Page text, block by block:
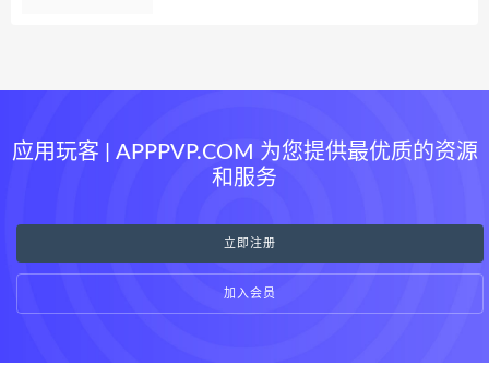
应用玩客 | APPPVP.COM 为您提供最优质的资源
和服务
立即注册
加入会员